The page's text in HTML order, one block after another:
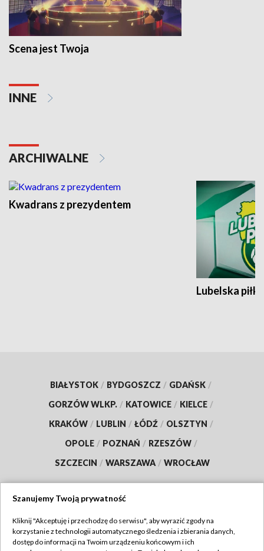
Scena jest Twoja
INNE
ARCHIWALNE
Kwadrans z prezydentem
Lubelska piłka
BIAŁYSTOK / BYDGOSZCZ / GDAŃSK /
GORZÓW WLKP. / KATOWICE / KIELCE /
KRAKÓW / LUBLIN / ŁÓDŹ / OLSZTYN /
OPOLE / POZNAŃ / RZESZÓW /
SZCZECIN / WARSZAWA / WROCŁAW
Dołącz do nas:
TVP
Szanujemy Twoją prywatność
Kliknij "Akceptuję i przechodzę do serwisu", aby wyrazić zgody na
korzystanie z technologii automatycznego śledzenia i zbierania danych,
dostęp do informacji na Twoim urządzeniu końcowym i ich